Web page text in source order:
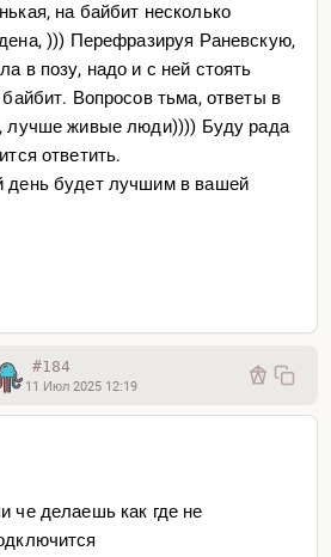
на байбит несколько
))) Перефразируя Раневскую,
в позу, надо и с ней стоять
Вопросов тьма, ответы в
лучше живые люди)))) Буду рада
ответить.
день будет лучшим в вашей
#184
11 Июл 2025 12:19
че делаешь как где не